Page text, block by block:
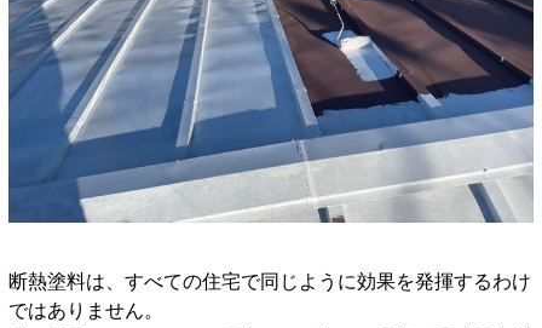
断熱塗料は、すべての住宅で同じように効果を発揮するわけ
ではありません。